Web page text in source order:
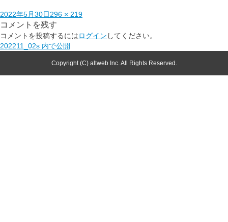
2022年5月30日296 × 219
コメントを残す
コメントを投稿するにはログイン してください。
202211_02s 内で公開
Copyright (C) altweb Inc. All Rights Reserved.